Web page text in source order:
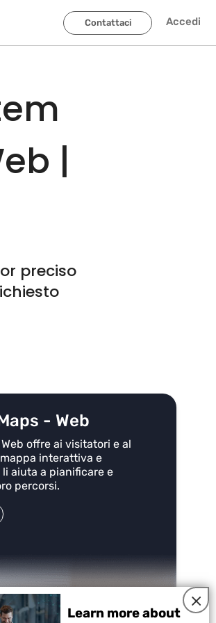
Contattaci Accedi
×
Learn more about
|
preciso
- Web
offre ai visitatori e al
interattiva e
aiuta a pianificare e
percorsi.